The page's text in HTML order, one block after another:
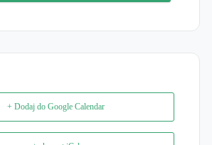
+ Dodaj do Google Calendar